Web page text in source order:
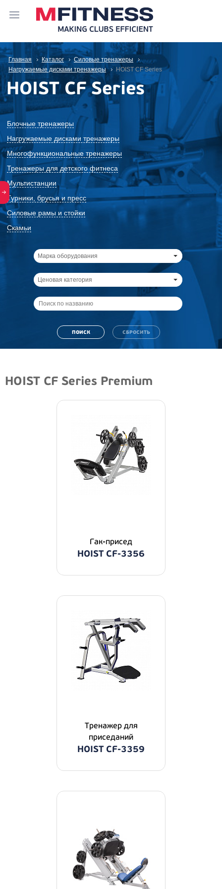
Главная Каталог
Силовые тренажеры
Нагружаемые дисками тренажеры
HOIST CF Series
HOIST CF Series
Блочные тренажеры
Нагружаемые дисками тренажеры
Многофункциональные тренажеры
Тренажеры для детского фитнеса
Мультистанции
Турники, брусья и пресс
Силовые рамы и стойки
Скамьи
Марка оборудования
Ценовая категория
HOIST CF Series Premium
Гак-присед
HOIST CF-3356
Тренажер для
приседаний
HOIST CF-3359